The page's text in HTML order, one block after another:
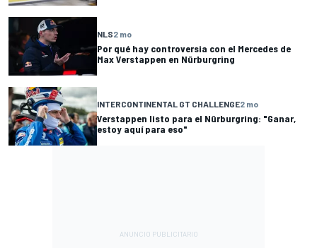
NLS2 mo
Por qué hay controversia con el Mercedes de
Max Verstappen en Nürburgring
INTERCONTINENTAL GT CHALLENGE2 mo
Verstappen listo para el Nürburgring: "Ganar,
estoy aquí para eso"